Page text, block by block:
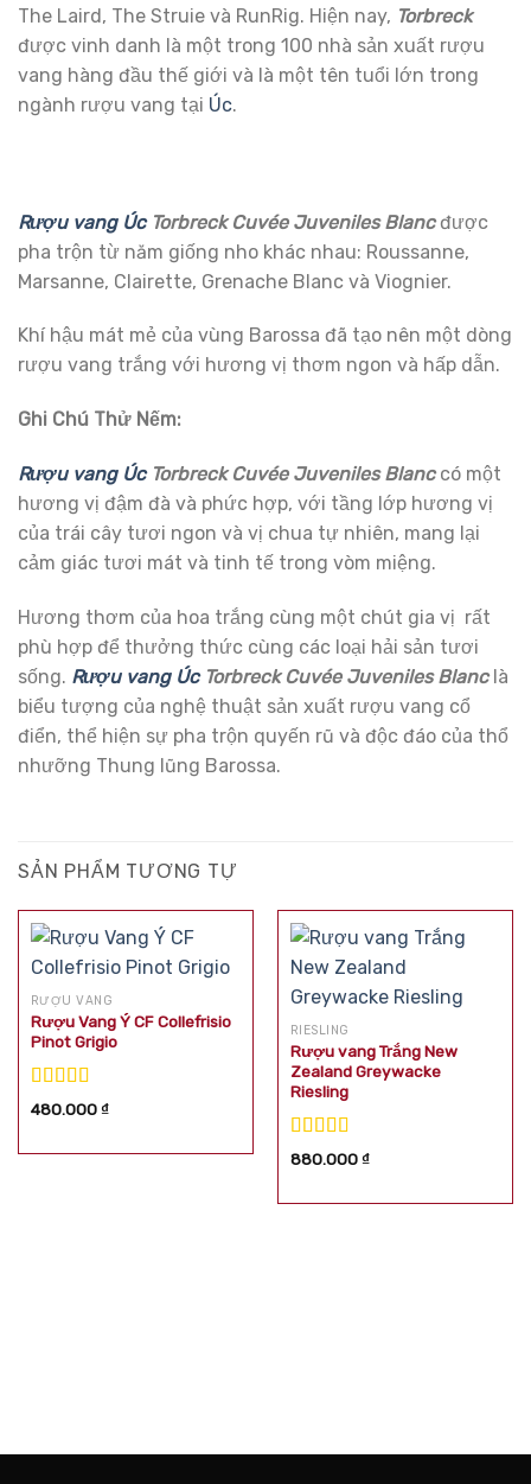
The Laird, The Struie và RunRig. Hiện nay, Torbreck
được vinh danh là một trong 100 nhà sản xuất rượu
vang hàng đầu thế giới và là một tên tuổi lớn trong
ngành rượu vang tại Úc.
Rượu vang ÚcTorbreck Cuvée Juveniles Blancđược
pha trộn từ năm giống nho khác nhau: Roussanne,
Marsanne, Clairette, Grenache Blanc và Viognier.
Khí hậu mát mẻ của vùng Barossa đã tạo nên một dòng
rượu vang trắng với hương vị thơm ngon và hấp dẫn.
Ghi Chú Thử Nếm:
Rượu vang ÚcTorbreck Cuvée Juveniles Blanccó một
hương vị đậm đà và phức hợp, với tầng lớp hương vị
của trái cây tươi ngon và vị chua tự nhiên, mang lại
cảm giác tươi mát và tinh tế trong vòm miệng.
Hương thơm của hoa trắng cùng một chút gia vị rất
phù hợp để thưởng thức cùng các loại hải sản tươi
sống. Rượu vang ÚcTorbreck Cuvée Juveniles Blanclà
biểu tượng của nghệ thuật sản xuất rượu vang cổ
điển, thể hiện sự pha trộn quyến rũ và độc đáo của thổ
nhưỡng Thung lũng Barossa.
SẢN PHẨM TƯƠNG TỰ
RƯỢU VANG
Rượu Vang Ý CF Collefrisio
Pinot Grigio
Được xếp
480.000₫
RIESLING
Rượu vang Trắng New
Zealand Greywacke
Riesling
Được xếp
880.000₫